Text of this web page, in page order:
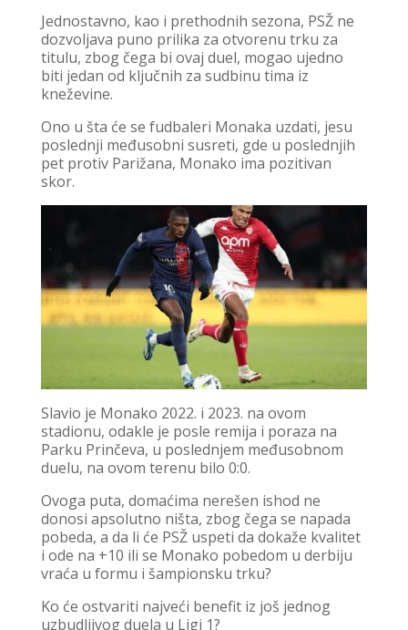
Jednostavno, kao i prethodnih sezona, PSŽ ne
dozvoljava puno prilika za otvorenu trku za
titulu, zbog čega bi ovaj duel, mogao ujedno
biti jedan od ključnih za sudbinu tima iz
kneževine.
Ono u šta će se fudbaleri Monaka uzdati, jesu
poslednji međusobni susreti, gde u poslednjih
pet protiv Parižana, Monako ima pozitivan
skor.
Slavio je Monako 2022. i 2023. na ovom
stadionu, odakle je posle remija i poraza na
Parku Prinčeva, u poslednjem međusobnom
duelu, na ovom terenu bilo 0:0.
Ovoga puta, domaćima nerešen ishod ne
donosi apsolutno ništa, zbog čega se napada
pobeda, a da li će PSŽ uspeti da dokaže kvalitet
i ode na +10 ili se Monako pobedom u derbiju
vraća u formu i šampionsku trku?
Ko će ostvariti najveći benefit iz još jednog
uzbudljivog duela u Ligi 1?